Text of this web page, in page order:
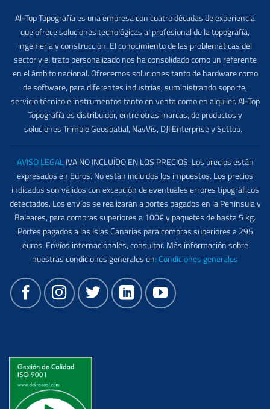
Al-Top Topografía es una empresa con cuatro décadas de experiencia
que ofrece soluciones tecnológicas al profesional de la topografía,
ingeniería y construcción. El conocimiento de las problemáticas del
sector y el trato personalizado nos ha consolidado como un referente
en el ámbito nacional. Ofrecemos soluciones tanto de hardware como
de software, para diferentes industrias, suministrando soporte,
servicio técnico e instrumentos tanto en venta como en alquiler. Al-Top
Topografía es distribuidor, entre otras marcas, de productos y
soluciones Trimble Geospatial, NavVis, DJI Enterprise y Settop.
AVISO LEGALIVA NO INCLUÍDO EN LOS PRECIOS. Los precios están
expresados en Euros. No están incluidos los impuestos. Los precios
indicados son válidos con excepción de eventuales errores tipográficos
detectados. Los envíos se realizarán a portes pagados en la Península y
Baleares, para compras superiores a 100€ y paquetes de hasta 5 kg.
Portes pagados a las Islas Canarias para compras superiores a 295
euros. Envíos internacionales, consultar. Más información sobre
nuestras condiciones generales en: Condiciones generales